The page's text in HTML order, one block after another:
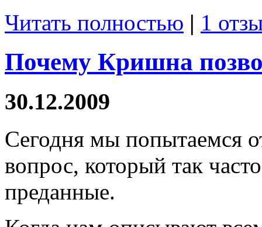
Читать полностью | 1
Почему Кришна
30.12.2009
Сегодня мы попытаемся
вопрос, который так
преданные.